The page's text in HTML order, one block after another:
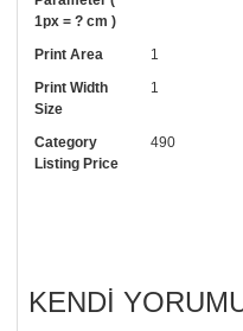
arayıp talebinizi iletebilirsiniz.
• Görselde düzenleme
numaramızdan ulaşabilirsiniz.
1px = ? cm )
Print Area
1
Print Width
Size
1
Category
Listing Price
490
KENDI